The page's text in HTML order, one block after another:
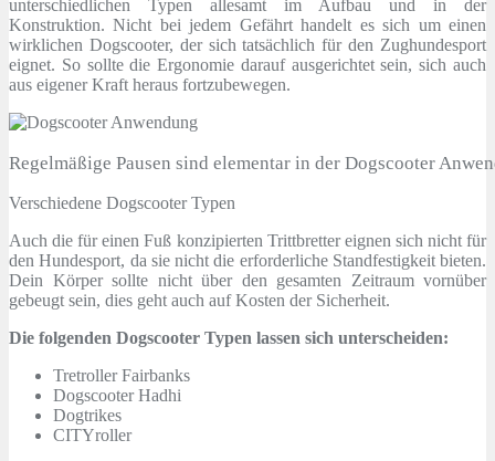
unterschiedlichen Typen allesamt im Aufbau und in der
Konstruktion. Nicht bei jedem Gefährt handelt es sich um einen
wirklichen Dogscooter, der sich tatsächlich für den Zughundesport
eignet. So sollte die Ergonomie darauf ausgerichtet sein, sich auch
aus eigener Kraft heraus fortzubewegen.
Regelmäßige Pausen sind elementar in der Dogscooter
Verschiedene Dogscooter Typen
Auch die für einen Fuß konzipierten Trittbretter eignen sich nicht für
den Hundesport, da sie nicht die erforderliche Standfestigkeit bieten.
Dein Körper sollte nicht über den gesamten Zeitraum vornüber
gebeugt sein, dies geht auch auf Kosten der Sicherheit.
Die folgenden Dogscooter Typen lassen sich unterscheiden:
Tretroller Fairbanks
Dogscooter Hadhi
Dogtrikes
CITYroller